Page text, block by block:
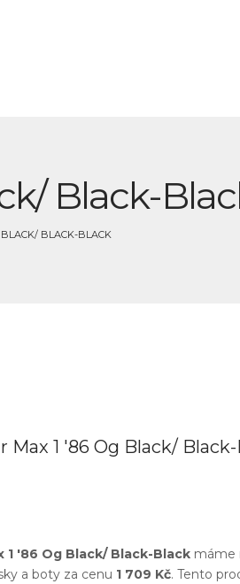
Black-
BLACK/ BLACK-BLACK
Max 1 '86 Og Black/
1 '86 Og Black/ Black-Black máme
a boty za cenu 1 709 Kč. Tento